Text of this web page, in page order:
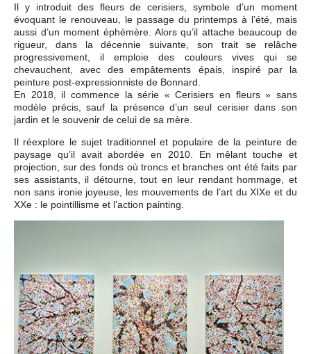
Il y introduit des fleurs de cerisiers, symbole d’un moment
évoquant le renouveau, le passage du printemps à l’été, mais
aussi d’un moment éphémère. Alors qu’il attache beaucoup de
rigueur, dans la décennie suivante, son trait se relâche
progressivement, il emploie des couleurs vives qui se
chevauchent, avec des empâtements épais, inspiré par la
peinture post-expressionniste de Bonnard.
En 2018, il commence la série « Cerisiers en fleurs » sans
modèle précis, sauf la présence d’un seul cerisier dans son
jardin et le souvenir de celui de sa mère.
Il réexplore le sujet traditionnel et populaire de la peinture de
paysage qu’il avait abordée en 2010. En mêlant touche et
projection, sur des fonds où troncs et branches ont été faits par
ses assistants, il détourne, tout en leur rendant hommage, et
non sans ironie joyeuse, les mouvements de l’art du XIXe et du
XXe : le pointillisme et l’action painting.